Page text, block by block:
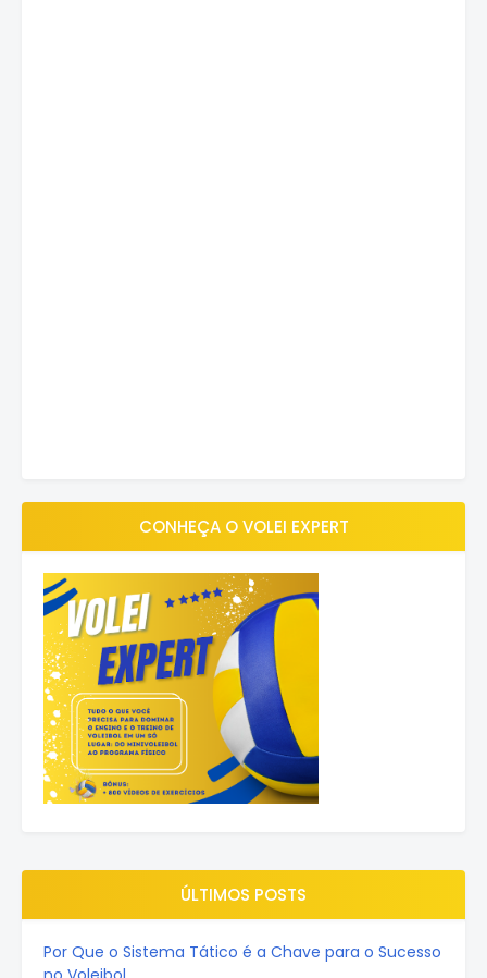
CONHEÇA O VOLEI EXPERT
ÚLTIMOS POSTS
Por Que o Sistema Tático é a Chave para o Sucesso